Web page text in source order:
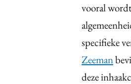
vooral
specifieke
Zeeman
deze